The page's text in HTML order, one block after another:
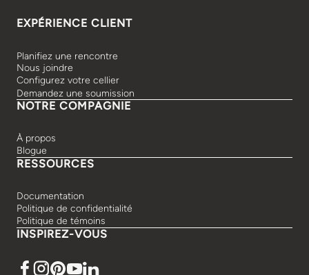
EXPÉRIENCE CLIENT
Planifiez une rencontre
Nous joindre
Configurez votre cellier
Demandez une soumission
NOTRE COMPAGNIE
À propos
Blogue
RESSOURCES
Documentation
Politique de confidentialité
Politique de témoins
INSPIREZ-VOUS